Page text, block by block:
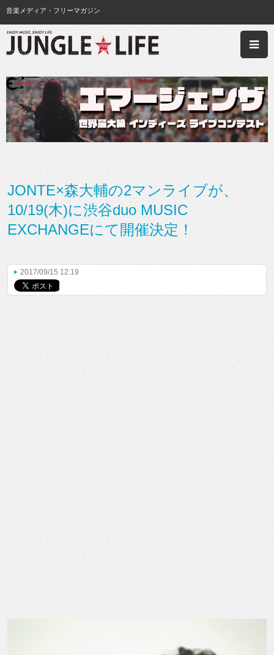
音楽メディア・フリーマガジン
JONTE×森大輔の2マンライブが、
10/19(木)に渋谷duo MUSIC
EXCHANGEにて開催決定！
2017/09/15 12:19